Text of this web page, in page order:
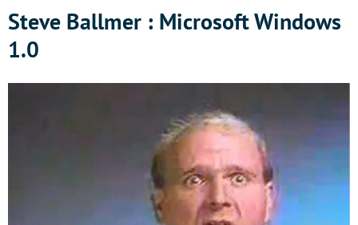
Steve Ballmer : Microsoft Windows
1.0